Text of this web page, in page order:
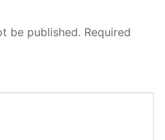
be published. Required